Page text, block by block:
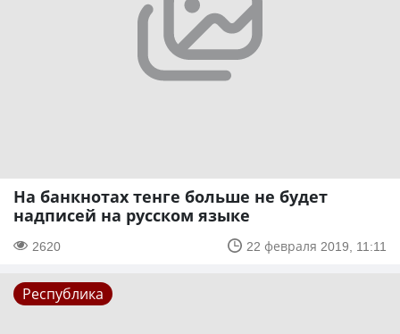
На банкнотах тенге больше не будет
надписей на русском языке
2620 22 февраля 2019, 11:11
Республика